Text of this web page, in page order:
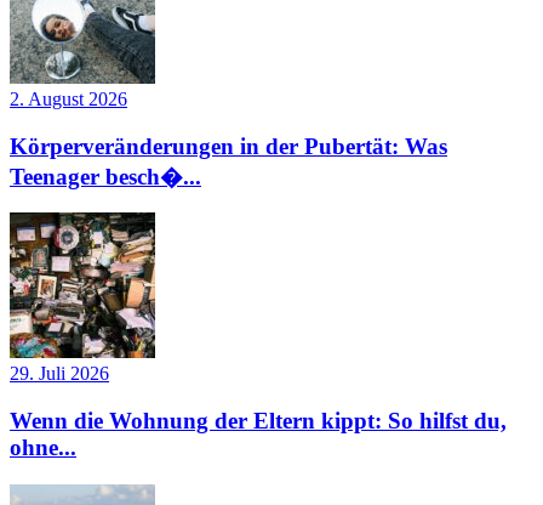
2. August 2026
Körperveränderungen in der Pubertät: Was
Teenager besch�...
29. Juli 2026
Wenn die Wohnung der Eltern kippt: So hilfst du,
ohne...